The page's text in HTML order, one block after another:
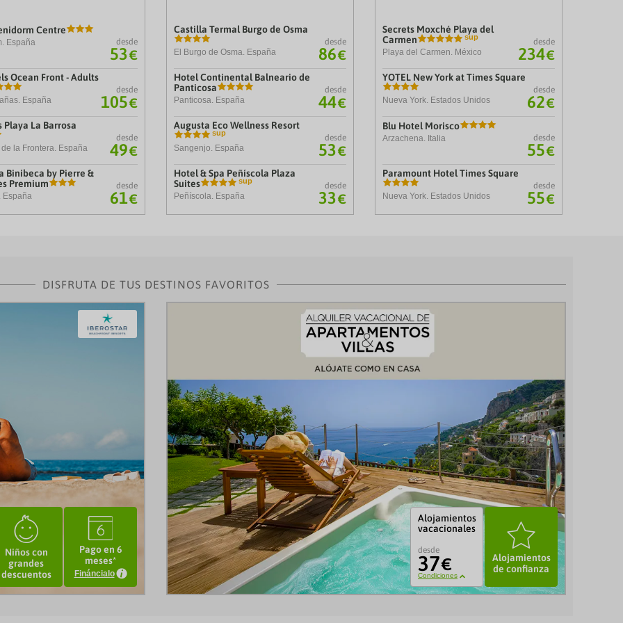
Centre
España desde
53€
Ocean Front - Adults
España
desde
105€
La Barrosa
la Frontera. España
desde
49€
Binibeca by Pierre &
Premium
España
desde
61€
Castilla Termal Burgo de Osma
El Burgo de Osma. España
desde
86€
Hotel Continental Balneario de
Panticosa
Panticosa. España
desde
44€
Augusta Eco Wellness Resort
Sangenjo. España
desde
53€
Hotel & Spa Peñíscola Plaza
Suites
Peñíscola. España
desde
33€
Secrets Moxché Playa del
Carmen
Playa del Carmen. México
desde
234€
YOTEL New York at Times Square
Nueva York. Estados Unidos
desde
62€
Blu Hotel Morisco
Arzachena. Italia desde
55€
Paramount Hotel Times Square
Nueva York. Estados Unidos
desde
55€
DISFRUTA DE TUS DESTINOS FAVORITOS
:
Niños con
grandes
descuentos
3
Pago en 6
meses*
Fináncialo
Alojamientos
vacacionales
desde
37€
Condiciones
o
Alojamientos
de confianza